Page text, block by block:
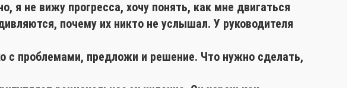
я не вижу прогресса, хочу понять, как мне двигаться
почему их никто не услышал. У руководителя
с проблемами, предложи и решение. Что нужно сделать,